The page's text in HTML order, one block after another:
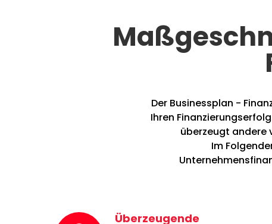
Der Businessplan -
Ihren
überzeugt andere
Im
Überzeugende